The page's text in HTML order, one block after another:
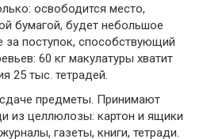
освободится место,
бумагой, будет небольшое
за поступок, способствующий
60 кг макулатуры хватит
25 тыс. тетрадей.
предметы. Принимают
из целлюлозы: картон и ящики
газеты, книги, тетради.